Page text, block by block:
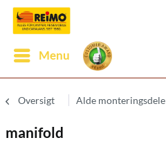
Menu
Oversigt Alde monteringsdele
manifold